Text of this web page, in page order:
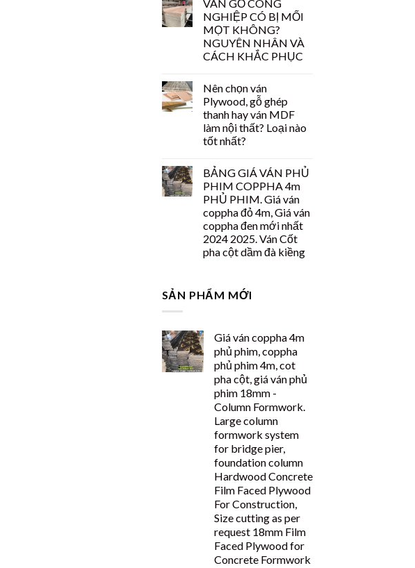
VÁN GỖ CÔNG
NGHIỆP CÓ BỊ MỐI
MỌT KHÔNG?
NGUYÊN NHÂN VÀ
CÁCH KHẮC PHỤC
Nên chọn ván
Plywood, gỗ ghép
thanh hay ván MDF
làm nội thất? Loại nào
tốt nhất?
BẢNG GIÁ VÁN PHỦ
PHIM COPPHA 4m
PHỦ PHIM. Giá ván
coppha đỏ 4m, Giá ván
coppha đen mới nhất
2024 2025. Ván Cốt
pha cột dầm đà kiềng
SẢN PHẨM MỚI
Giá ván coppha 4m
phủ phim, coppha
phủ phim 4m, cot
pha cột, giá ván phủ
phim 18mm -
Column Formwork.
Large column
formwork system
for bridge pier,
foundation column
Hardwood Concrete
Film Faced Plywood
For Construction,
Size cutting as per
request 18mm Film
Faced Plywood for
Concrete Formwork